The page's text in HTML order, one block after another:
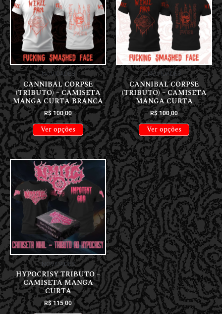
NOVIDADES
CANNIBAL CORPSE
(TRIBUTO) – CAMISETA
MANGA CURTA BRANCA
R$100,00
Ver opções
NOVIDADES
CANNIBAL CORPSE
(TRIBUTO) – CAMISETA
MANGA CURTA
R$100,00
Ver opções
NOVIDADES
HYPOCRISY TRIBUTO –
CAMISETA MANGA
CURTA
R$115,00